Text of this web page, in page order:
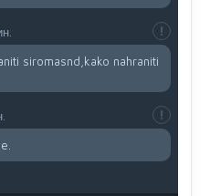
siromasnd,kako nahraniti